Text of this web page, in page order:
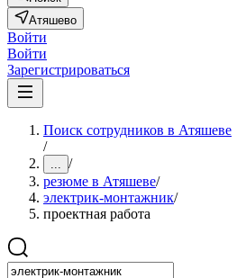
Атяшево
Войти
Войти
Зарегистрироваться
Поиск сотрудников в Атяшеве
/
... /
резюме в Атяшеве/
электрик-монтажник/
проектная работа